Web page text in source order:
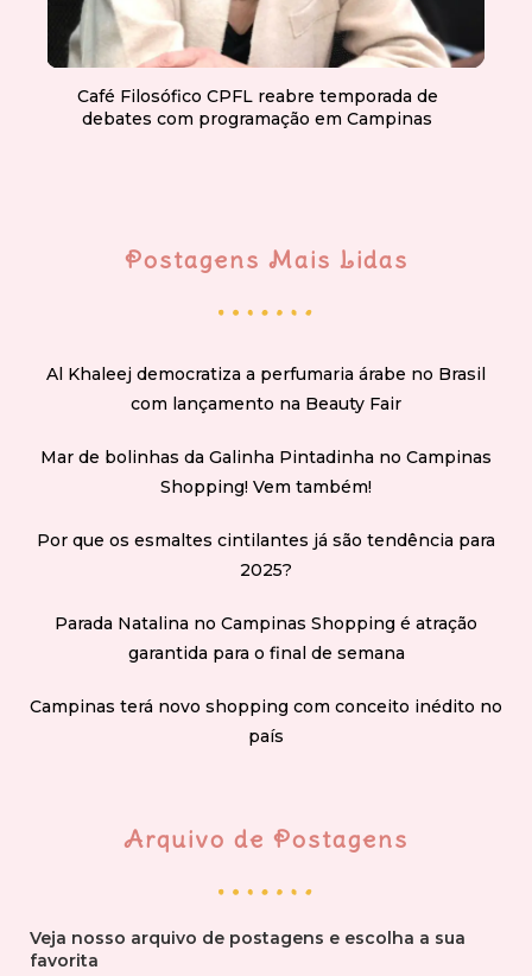
Café Filosófico CPFL reabre temporada de
debates com programação em Campinas
Postagens Mais Lidas
Al Khaleej democratiza a perfumaria árabe no Brasil
com lançamento na Beauty Fair
Mar de bolinhas da Galinha Pintadinha no Campinas
Shopping! Vem também!
Por que os esmaltes cintilantes já são tendência para
2025?
Parada Natalina no Campinas Shopping é atração
garantida para o final de semana
Campinas terá novo shopping com conceito inédito no
país
Arquivo de Postagens
Veja nosso arquivo de postagens e escolha a sua
favorita